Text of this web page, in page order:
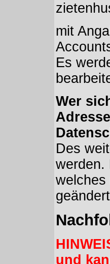
mit
Es
Wer
Des
werden.
welches
und